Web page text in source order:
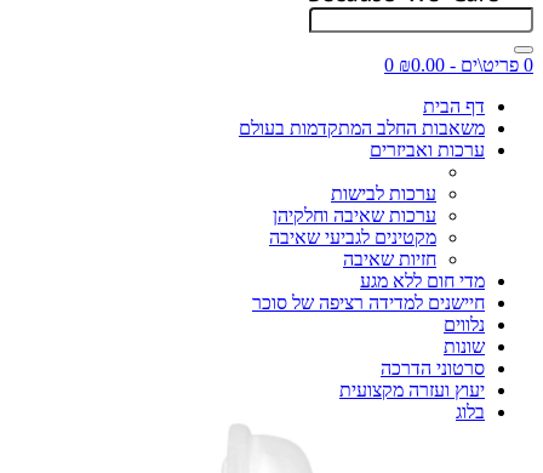
0 פריט\ים - ₪0.00
0
דף הבית
משאבות החלב המתקדמות בעולם
ערכות ואביזרים
ערכות לבישות
ערכות שאיבה וחלקיהן
מקטינים לגביעי שאיבה
חזיות שאיבה
מדי חום ללא מגע
חיישנים למדידה רציפה של סוכר
נלווים
שונות
סרטוני הדרכה
יעוץ ועזרה מקצועית
בלוג